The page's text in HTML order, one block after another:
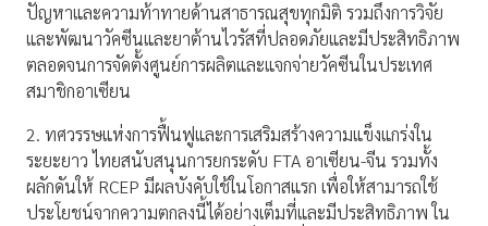
ปัญหาและความท้าทายด้านสาธารณสุขทุกมิติ รวมถึงการวิจัย
และพัฒนาวัคซีนและยาต้านไวรัสที่ปลอดภัยและมีประสิทธิภาพ
ตลอดจนการจัดตั้งศูนย์การผลิตและแจกจ่ายวัคซีนในประเทศ
สมาชิกอาเซียน
2. ทศวรรษแห่งการฟื้นฟูและการเสริมสร้างความแข็งแกร่งใน
ระยะยาว ไทยสนับสนุนการยกระดับ FTA อาเซียน-จีน รวมทั้ง
ผลักดันให้ RCEP มีผลบังคับใช้ในโอกาสแรก เพื่อให้สามารถใช้
ประโยชน์จากความตกลงนี้ได้อย่างเต็มที่และมีประสิทธิภาพ ใน